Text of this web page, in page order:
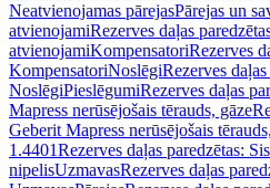
Neatvienojamas pārejasPārejas un
atvienojamiRezerves daļas
atvienojamiKompensatoriRezerves
KompensatoriNoslēgiRezerves
NoslēgiPieslēgumiRezerves daļas
Mapress nerūsējošais tērauds, gāze
Geberit Mapress nerūsējošais
1.4401Rezerves daļas paredzētas:
nipelisUzmavasRezerves daļas